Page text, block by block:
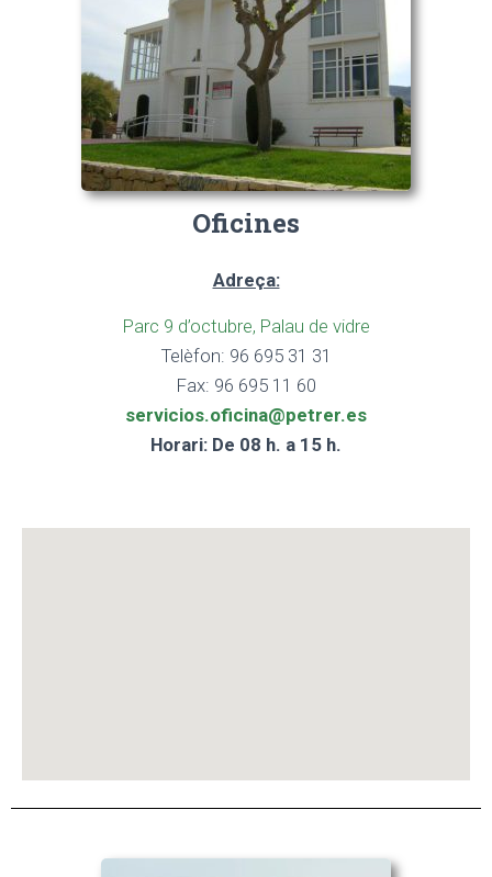
Oficines
Adreça:
Parc 9 d’octubre, Palau de vidre
Telèfon: 96 695 31 31
Fax: 96 695 11 60
servicios.oficina@petrer.es
Horari: De 08 h. a 15 h.